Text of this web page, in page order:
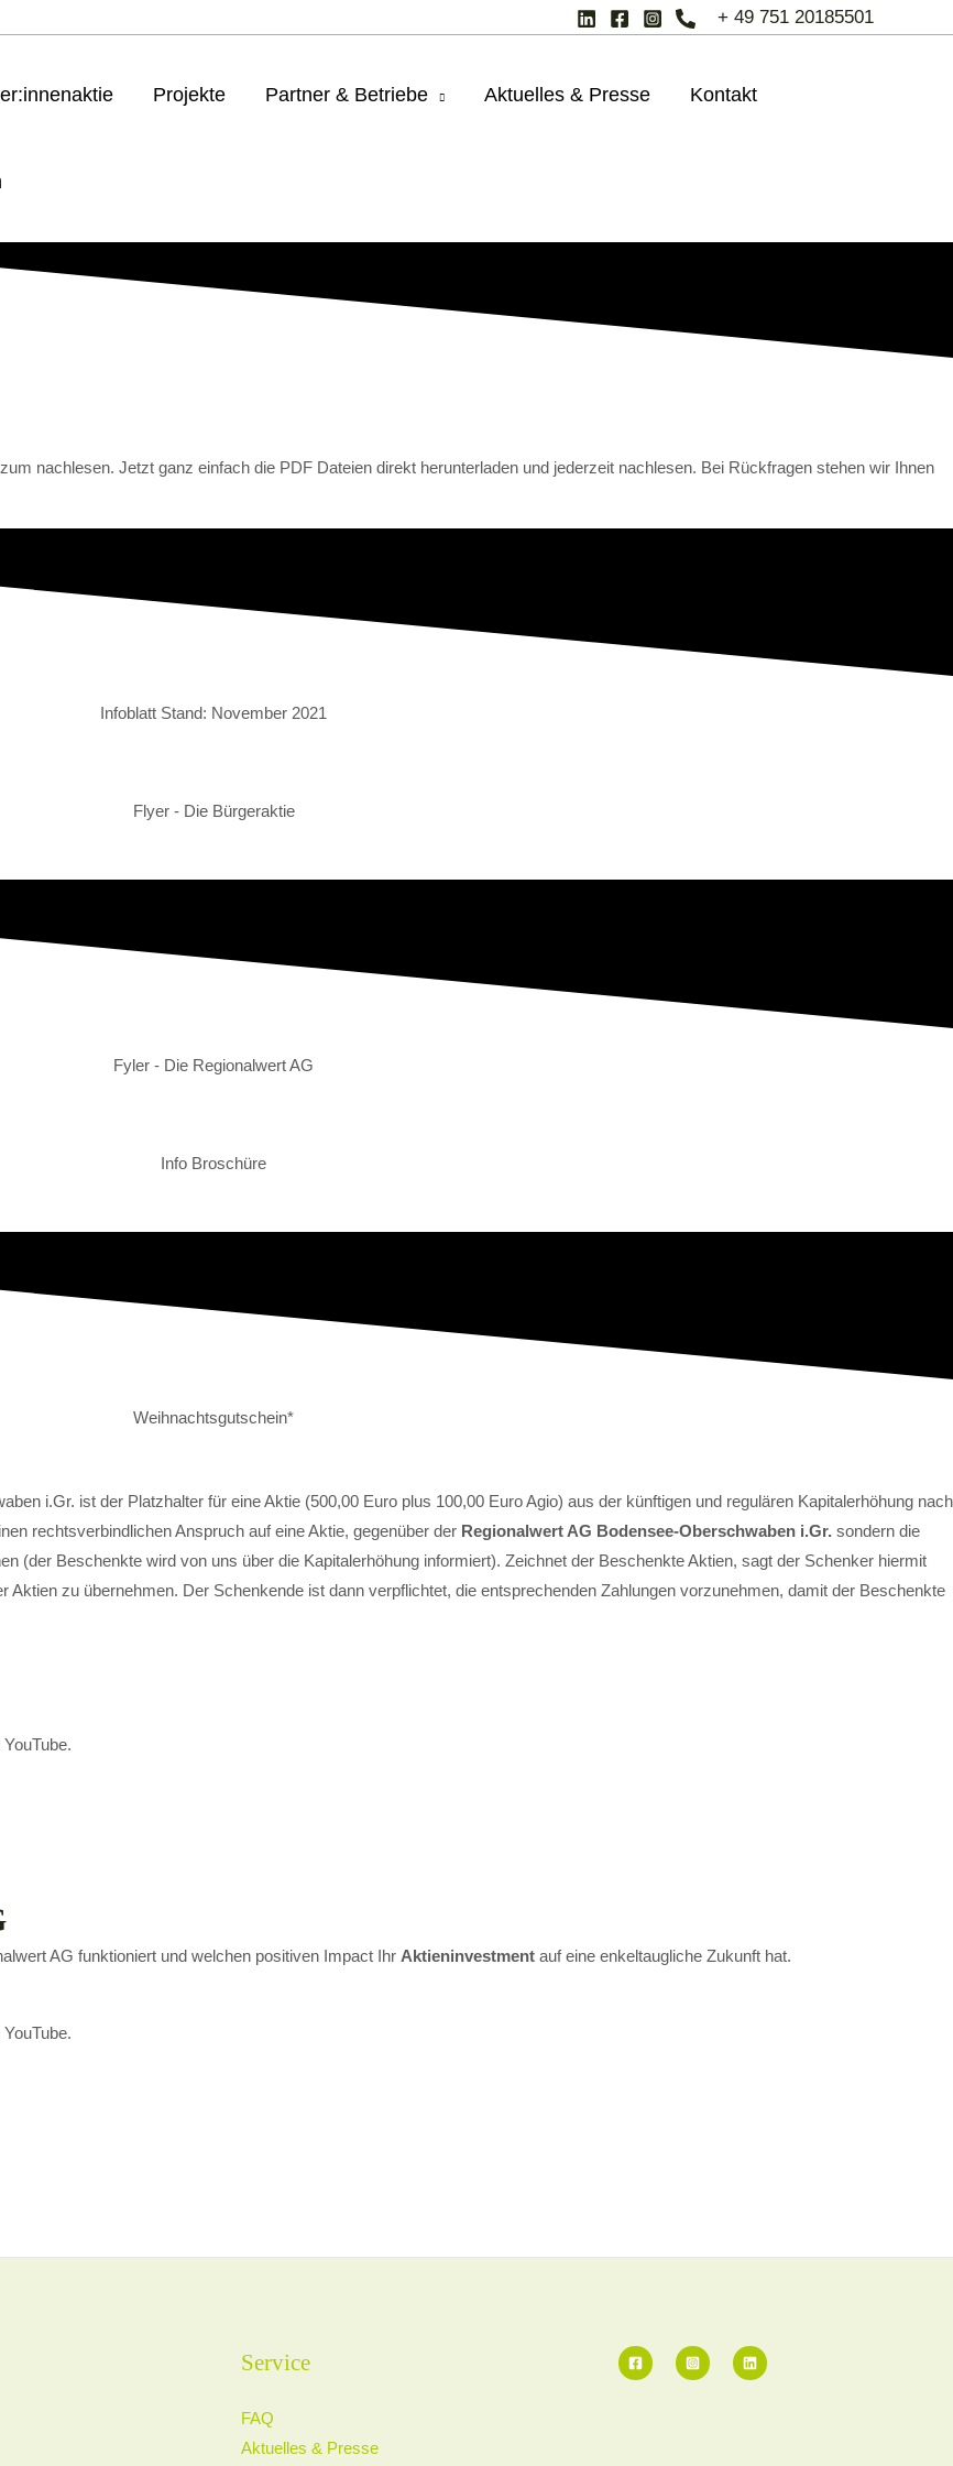
+ 49 751 20185501
Projekte Partner & Betriebe Aktuelles & Presse Kontakt
nachlesen. Jetzt ganz einfach die PDF Dateien direkt herunterladen und jederzeit nachlesen. Bei Rückfragen stehen wir Ihnen
Infoblatt Stand: November 2021
Flyer - Die Bürgeraktie
Fyler - Die Regionalwert AG
Info Broschüre
Weihnachtsgutschein*
i.Gr. ist der Platzhalter für eine Aktie (500,00 Euro plus 100,00 Euro Agio) aus der künftigen und regulären Kapitalerhöhung nach
rechtsverbindlichen Anspruch auf eine Aktie, gegenüber der Regionalwert AG Bodensee-Oberschwaben i.Gr. sondern die
(der Beschenkte wird von uns über die Kapitalerhöhung informiert). Zeichnet der Beschenkte Aktien, sagt der Schenker hiermit
zu übernehmen. Der Schenkende ist dann verpflichtet, die entsprechenden Zahlungen vorzunehmen, damit der Beschenkte
AG funktioniert und welchen positiven Impact Ihr Aktieninvestment auf eine enkeltaugliche Zukunft hat.
Service
FAQ
Aktuelles & Presse